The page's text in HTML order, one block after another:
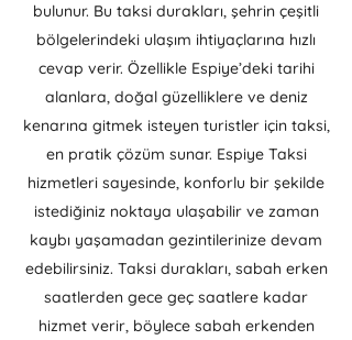
bulunur. Bu taksi durakları, şehrin çeşitli
bölgelerindeki ulaşım ihtiyaçlarına hızlı
cevap verir. Özellikle Espiye’deki tarihi
alanlara, doğal güzelliklere ve deniz
kenarına gitmek isteyen turistler için taksi,
en pratik çözüm sunar. Espiye Taksi
hizmetleri sayesinde, konforlu bir şekilde
istediğiniz noktaya ulaşabilir ve zaman
kaybı yaşamadan gezintilerinize devam
edebilirsiniz. Taksi durakları, sabah erken
saatlerden gece geç saatlere kadar
hizmet verir, böylece sabah erkenden